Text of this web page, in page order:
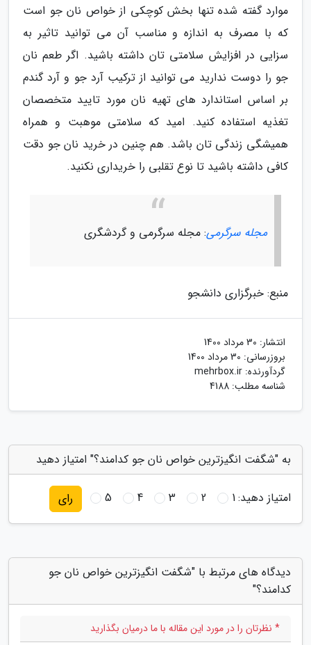
موارد گفته شده تنها بخش کوچکی از خواص نان جو است
که با مصرف به اندازه و مناسب آن می توانید تاثیر به
سزایی در افزایش سلامتی تان داشته باشید. اگر طعم نان
جو را دوست ندارید می توانید از ترکیب آرد جو و آرد گندم
بر اساس استاندارد های تهیه نان مورد تایید متخصصان
تغذیه استفاده کنید. امید که سلامتی موهبت و همراه
همیشگی زندگی تان باشد. هم چنین در خرید نان جو دقت
کافی داشته باشید تا نوع تقلبی را خریداری نکنید.
مجله سرگرمی: مجله سرگرمی و گردشگری
منبع: خبرگزاری دانشجو
انتشار: 30 مرداد 1400
بروزرسانی: 30 مرداد 1400
گردآورنده: mehrbox.ir
شناسه مطلب: 4188
به "شگفت انگیزترین خواص نان جو کدامند؟" امتیاز دهید
امتیاز دهید:1
2
3
4
5 رای
دیدگاه های مرتبط با "شگفت انگیزترین خواص نان جو
کدامند؟"
* نظرتان را در مورد این مقاله با ما درمیان بگذارید